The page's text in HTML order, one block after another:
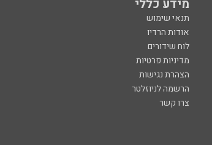
מידע כללי
תנאי שימוש
אודות הרדיו
לוח שידורים
מדיניות פרטיות
הצהרת נגישות
הרשמה לניוזלטר
צרו קשר